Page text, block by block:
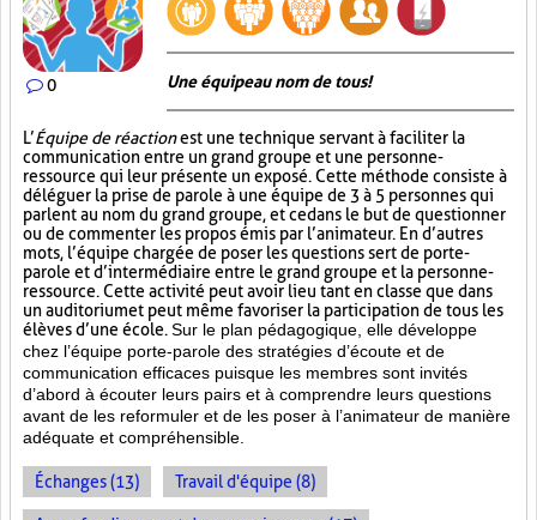
0 Une équipe au nom de tous!
L’Équipe de réactionest une technique servant à faciliter la
communication entre un grand groupe et une personne-
ressource qui leur présente un exposé. Cette méthode consiste à
déléguer la prise de parole à une équipe de 3 à 5 personnes qui
parlent au nom du grand groupe, et ce dans le but de questionner
ou de commenter les propos émis par l’animateur. En d’autres
mots, l’équipe chargée de poser les questions sert de porte-
parole et d’intermédiaire entre le grand groupe et la personne-
ressource. Cette activité peut avoir lieu tant en classe que dans
un auditorium et peut même favoriser la participation de tous les
élèves d’une école. Sur le plan pédagogique, elle développe
chez l’équipe porte-parole des stratégies d’écoute et de
communication efficaces puisque les membres sont invités
d’abord à écouter leurs pairs et à comprendre leurs questions
avant de les reformuler et de les poser à l’animateur de manière
adéquate et compréhensible.
Échanges (13) Travail d'équipe (8)